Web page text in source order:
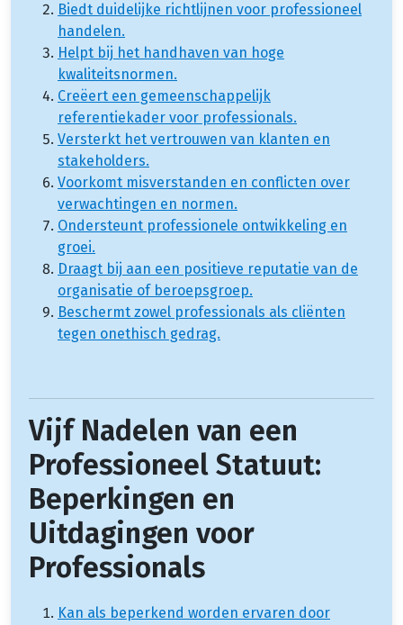
Biedt duidelijke richtlijnen voor professioneel
handelen.
Helpt bij het handhaven van hoge
kwaliteitsnormen.
Creëert een gemeenschappelijk
referentiekader voor professionals.
Versterkt het vertrouwen van klanten en
stakeholders.
Voorkomt misverstanden en conflicten over
verwachtingen en normen.
Ondersteunt professionele ontwikkeling en
groei.
Draagt bij aan een positieve reputatie van de
organisatie of beroepsgroep.
Beschermt zowel professionals als cliënten
tegen onethisch gedrag.
Vijf Nadelen van een
Professioneel Statuut:
Beperkingen en
Uitdagingen voor
Professionals
Kan als beperkend worden ervaren door